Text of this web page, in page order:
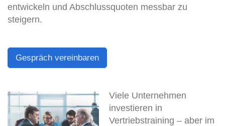
entwickeln und Abschlussquoten messbar zu
steigern.
Gespräch vereinbaren
Viele Unternehmen
investieren in
Vertriebstraining – aber im